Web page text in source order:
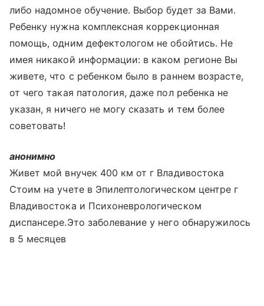
либо надомное обучение. Выбор будет за Вами.
Ребенку нужна комплексная коррекционная
помощь, одним дефектологом не обойтись. Не
имея никакой информации: в каком регионе Вы
живете, что с ребенком было в раннем возрасте,
от чего такая патология, даже пол ребенка не
указан, я ничего не могу сказать и тем более
советовать!
анонимно
Живет мой внучек 400 км от г Владивостока
Стоим на учете в Эпилептологическом центре г
Владивостока и Психоневрологическом
диспансере.Это заболевание у него обнаружилось
в 5 месяцев